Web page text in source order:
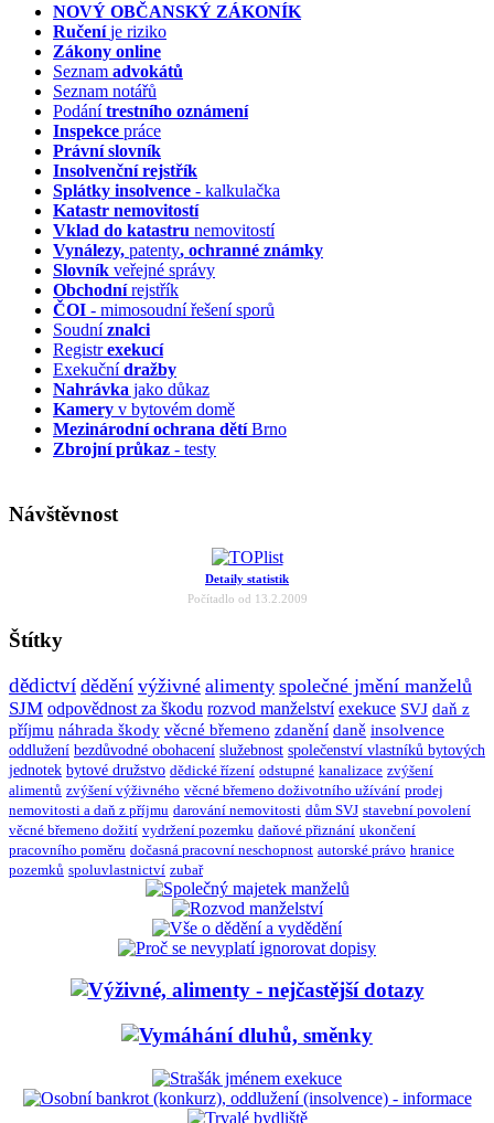
NOVÝ OBČANSKÝ ZÁKONÍK
Ručeníje riziko
Zákony online
Seznam advokátů
Seznam notářů
Podánítrestního oznámení
Inspekce práce
Právní slovník
Insolvenčnírejstřík
Splátky insolvence - kalkulačka
Katastr nemovitostí
Vklad do katastru nemovitostí
Vynálezy, patenty, ochranné známky
Slovník veřejné správy
Obchodnírejstřík
ČOI - mimosoudní řešení sporů
Soudníznalci
Registrexekucí
Exekučnídražby
Nahrávka jako důkaz
Kamery v bytovém domě
Mezinárodní ochrana dětíBrno
Zbrojní průkaz - testy
Návštěvnost
Detaily statistik
Počítadlo od 13.2.2009
Štítky
dědictví dědění výživné alimenty společné jmění manželů
SJM odpovědnost za škodu rozvod manželství exekuce SVJ daň z
příjmu náhrada škody věcné břemeno zdanění daně insolvence
oddlužení bezdůvodné obohacení služebnost společenství vlastníků bytových
jednotek bytové družstvo dědické řízení odstupné kanalizace zvýšení
alimentů zvýšení výživného věcné břemeno doživotního užívání prodej
nemovitosti a daň z příjmu darování nemovitosti dům SVJ stavební povolení
věcné břemeno dožití vydržení pozemku daňové přiznání ukončení
pracovního poměru dočasná pracovní neschopnost autorské právo hranice
pozemků spoluvlastnictví zubař